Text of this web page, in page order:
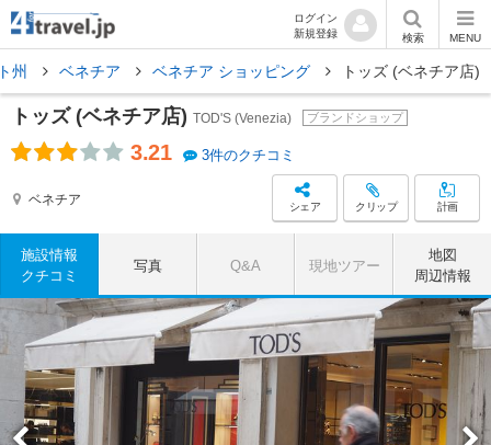
ログイン
新規登録
検索 MENU
州 ベネチア ベネチア ショッピング トッズ (ベネチア店)
トッズ (ベネチア店) TOD'S (Venezia) ブランドショップ
3.21 3件のクチコミ
ベネチア シェア クリップ 計画
施設情報
クチコミ
写真 Q&A 現地ツアー
地図
周辺情報